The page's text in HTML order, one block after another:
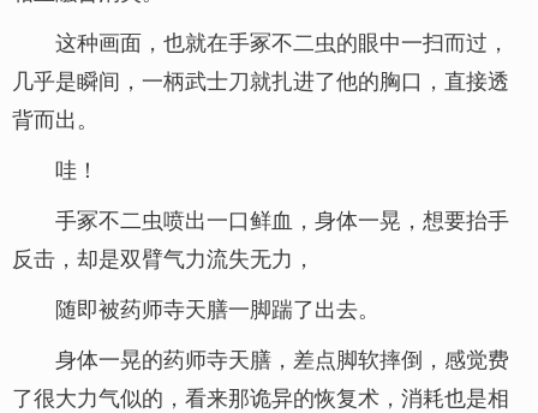
这种画面，也就在手冢不二虫的眼中一扫而过，
几乎是瞬间，一柄武士刀就扎进了他的胸口，直接透
背而出。
哇！
手冢不二虫喷出一口鲜血，身体一晃，想要抬手
反击，却是双臂气力流失无力，
随即被药师寺天膳一脚踹了出去。
身体一晃的药师寺天膳，差点脚软摔倒，感觉费
了很大力气似的，看来那诡异的恢复术，消耗也是相